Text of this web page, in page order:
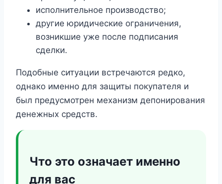
исполнительное производство;
другие юридические ограничения,
возникшие уже после подписания
сделки.
Подобные ситуации встречаются редко,
однако именно для защиты покупателя и
был предусмотрен механизм депонирования
денежных средств.
Что это означает именно
для вас